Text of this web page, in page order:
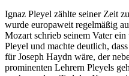
Ignaz Pleyel zählte seiner Zeit
wurde europaweit regelmäßig
Mozart schrieb seinem Vater
Pleyel und machte deutlich,
für Joseph Haydn wäre, der
prominenten Lehrern Pleyels